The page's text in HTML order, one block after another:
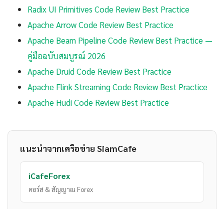
Radix UI Primitives Code Review Best Practice
Apache Arrow Code Review Best Practice
Apache Beam Pipeline Code Review Best Practice —
คู่มือฉบับสมบูรณ์ 2026
Apache Druid Code Review Best Practice
Apache Flink Streaming Code Review Best Practice
Apache Hudi Code Review Best Practice
แนะนำจากเครือข่าย SiamCafe
iCafeForex
คอร์ส & สัญญาณ Forex